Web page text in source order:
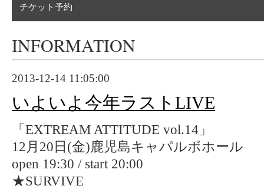
チケット予約
INFORMATION
2013-12-14 11:05:00
いよいよ今年ラストLIVE
「EXTREAM ATTITUDE vol.14」
12月20日(金)鹿児島キャパルボホール
open 19:30 / start 20:00
★SURVIVE